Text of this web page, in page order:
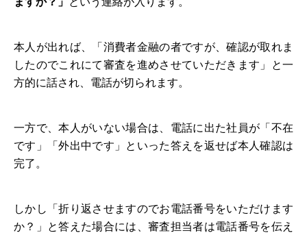
本人が出れば、「消費者金融の者ですが、確認が取れま
したのでこれにて審査を進めさせていただきます」と一
方的に話され、電話が切られます。
一方で、本人がいない場合は、電話に出た社員が「不在
です」「外出中です」といった答えを返せば本人確認は
完了。
しかし「折り返させますのでお電話番号をいただけます
か？」と答えた場合には、審査担当者は電話番号を伝え